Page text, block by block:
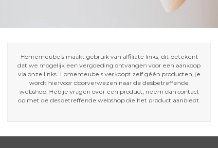
Homemeubels maakt gebruik van affiliate links, dit betekent
dat we mogelijk een vergoeding ontvangen voor een aankoop
via onze links. Homemeubels verkoopt zelf géén producten, je
wordt hiervoor doorverwezen naar de desbetreffende
webshop. Heb je vragen over een product, neem dan contact
op met de desbetreffende webshop die het product aanbiedt.